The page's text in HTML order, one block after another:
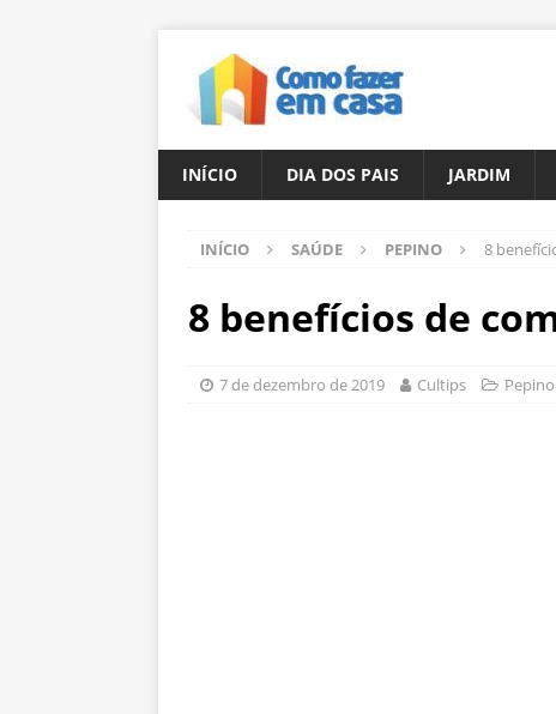
INÍCIO DIA DOS PAIS JARDIM
INÍCIO SAÚDE PEPINO 8
8 benefícios de
7 de dezembro de 2019 Cultips Pepino